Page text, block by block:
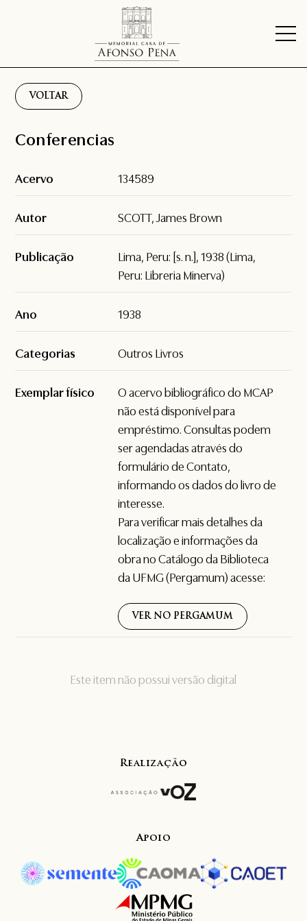
VOLTAR
Este item não possui versão digital
Conferencias
Acervo 134589
Autor SCOTT, James Brown
Publicação
Lima, Peru: [s. n.], 1938 (Lima,
Peru: Libreria Minerva)
Ano 1938
Categorias Outros Livros
Exemplar físico
O acervo bibliográfico do MCAP
não está disponível para
empréstimo. Consultas podem
ser agendadas através do
formulário deContato,
informando os dados do livro de
interesse.
Para verificar mais detalhes da
localização e informações da
obra no Catálogo da Biblioteca
da UFMG (Pergamum) acesse:
VER NO PERGAMUM
Realização
Apoio